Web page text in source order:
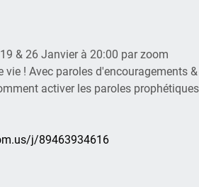
& 26 Janvier à 20:00 par zoom
! Avec paroles d'encouragements
activer les paroles
j/89463934616